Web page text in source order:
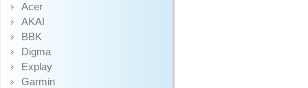
Acer
AKAI
BBK
Digma
Explay
Garmin